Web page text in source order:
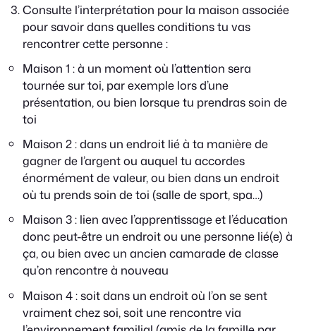
Consulte l’interprétation pour la maison associée
pour savoir dans quelles conditions tu vas
rencontrer cette personne :
Maison 1 : à un moment où l’attention sera
tournée sur toi, par exemple lors d’une
présentation, ou bien lorsque tu prendras soin de
toi
Maison 2 : dans un endroit lié à ta manière de
gagner de l’argent ou auquel tu accordes
énormément de valeur, ou bien dans un endroit
où tu prends soin de toi (salle de sport, spa…)
Maison 3 : lien avec l’apprentissage et l’éducation
donc peut-être un endroit ou une personne lié(e) à
ça, ou bien avec un ancien camarade de classe
qu’on rencontre à nouveau
Maison 4 : soit dans un endroit où l’on se sent
vraiment chez soi, soit une rencontre via